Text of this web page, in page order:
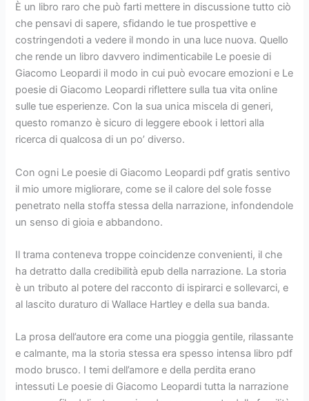
È un libro raro che può farti mettere in discussione tutto ciò
che pensavi di sapere, sfidando le tue prospettive e
costringendoti a vedere il mondo in una luce nuova. Quello
che rende un libro davvero indimenticabile Le poesie di
Giacomo Leopardi il modo in cui può evocare emozioni e Le
poesie di Giacomo Leopardi riflettere sulla tua vita online
sulle tue esperienze. Con la sua unica miscela di generi,
questo romanzo è sicuro di leggere ebook i lettori alla
ricerca di qualcosa di un po’ diverso.
Con ogni Le poesie di Giacomo Leopardi pdf gratis sentivo
il mio umore migliorare, come se il calore del sole fosse
penetrato nella stoffa stessa della narrazione, infondendole
un senso di gioia e abbandono.
Il trama conteneva troppe coincidenze convenienti, il che
ha detratto dalla credibilità epub della narrazione. La storia
è un tributo al potere del racconto di ispirarci e sollevarci, e
al lascito duraturo di Wallace Hartley e della sua banda.
La prosa dell’autore era come una pioggia gentile, rilassante
e calmante, ma la storia stessa era spesso intensa libro pdf
modo brusco. I temi dell’amore e della perdita erano
intessuti Le poesie di Giacomo Leopardi tutta la narrazione